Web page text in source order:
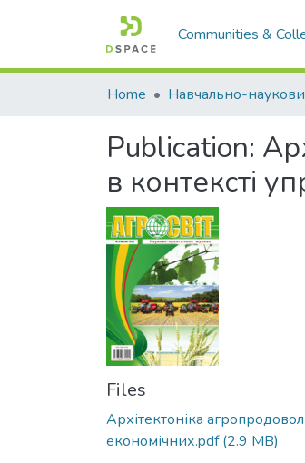
Communities &
Home
Publication:
в контексті
Files
Архітектоніка
економічних.pdf(2.9 MB)